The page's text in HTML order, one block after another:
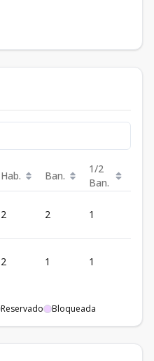
Hab. Ban.
1/2
Ban.
2 2 1
2 1 1
Reservado Bloqueada